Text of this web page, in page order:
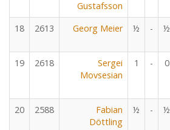
Gustafsson
18 2613 Georg Meier ½ - ½
19 2618
Sergei
Movsesian
1 - 0
20 2588
Fabian
Döttling
½ - ½